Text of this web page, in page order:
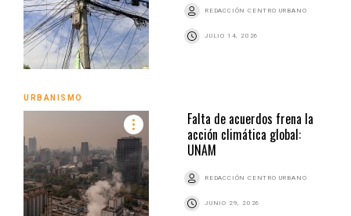
REDACCIÓN CENTRO URBANO
JULIO 14, 2026
URBANISMO
Falta de acuerdos frena la
acción climática global:
UNAM
REDACCIÓN CENTRO URBANO
JUNIO 29, 2026